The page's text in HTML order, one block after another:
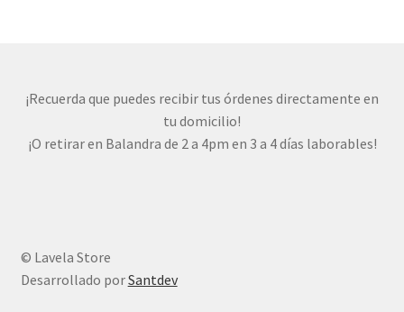
¡Recuerda que puedes recibir tus órdenes directamente en
tu domicilio!
¡O retirar en Balandra de 2 a 4pm en 3 a 4 días laborables!
© Lavela Store
Desarrollado porSantdev